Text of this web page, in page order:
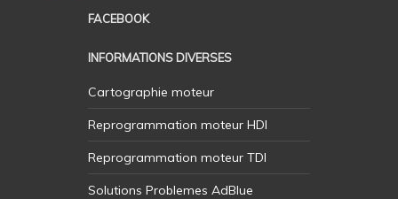
FACEBOOK
INFORMATIONS DIVERSES
Cartographie moteur
Reprogrammation moteur HDI
Reprogrammation moteur TDI
Solutions Problemes AdBlue